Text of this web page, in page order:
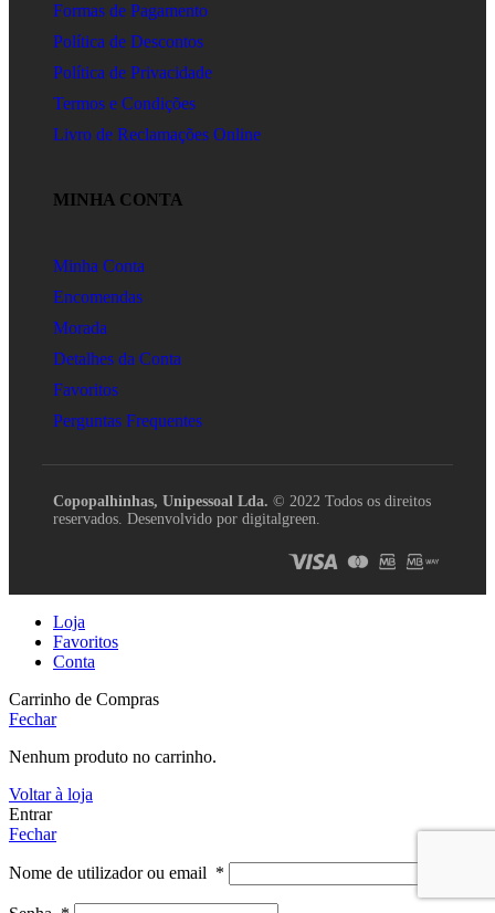
Formas de Pagamento
Política de Descontos
Política de Privacidade
Termos e Condições
Livro de Reclamações Online
MINHA CONTA
Minha Conta
Encomendas
Morada
Detalhes da Conta
Favoritos
Perguntas Frequentes
Copopalhinhas, Unipessoal Lda. © 2022 Todos os direitos
reservados. Desenvolvido por digitalgreen.
Loja
Favoritos
Conta
Carrinho de Compras
Fechar
Nenhum produto no carrinho.
Voltar à loja
Entrar
Fechar
Nome de utilizador ou email *